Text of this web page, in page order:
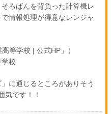
ろばんを背負った計算機レ
情報処理が得意なレンジャ
等学校 | 公式HP」）
校
に通じるところがありそう
気です！！